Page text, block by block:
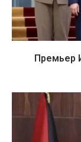
Премьер